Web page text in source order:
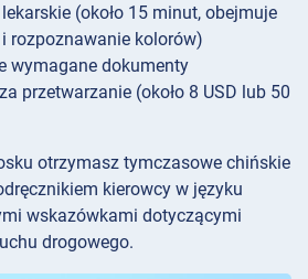
(około 15 minut, obejmuje
rozpoznawanie kolorów)
wymagane dokumenty
przetwarzanie (około 8 USD lub 50
otrzymasz tymczasowe chińskie
kierowcy w języku
wskazówkami dotyczącymi
drogowego.